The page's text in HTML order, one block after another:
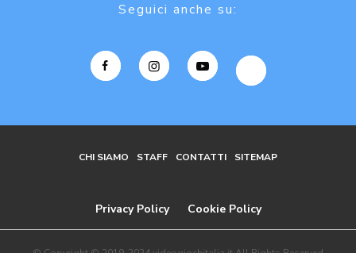
Seguici anche su:
CHI SIAMO STAFF CONTATTI SITEMAP
Privacy Policy Cookie Policy